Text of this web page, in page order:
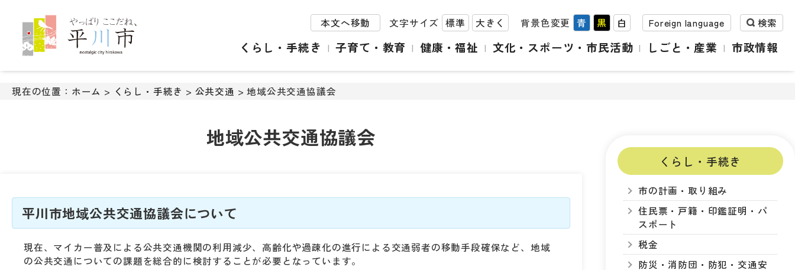
ョ
本文へ移動 文字サイズ 標準 大きく 背景色変更 青 黒 白 Foreign language 検索
くらし・手続き 子育て・教育 健康・福祉 文化・スポーツ・市民活動 しごと・産業 市政情報
現在の位置： ホーム > くらし・手続き > 公共交通 > 地域公共交通協議会
地域公共交通協議会
平川市地域公共交通協議会について
現在、マイカー普及による公共交通機関の利用減少、高齢化や過疎化の進行による交通弱者の移動手段確保など、地域
の公共交通についての課題を総合的に検討することが必要となっています。
くらし・手続き
市の計画・取り組み
住民票・戸籍・印鑑証明・パ
スポート
税金
防災・消防団・防犯・交通安